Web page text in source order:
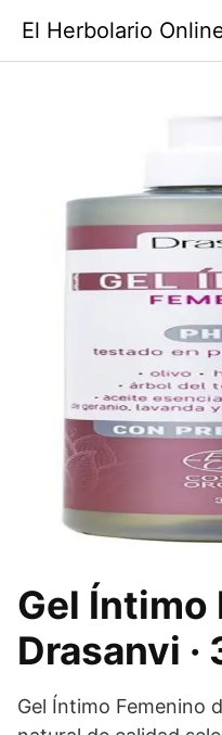
contenido
El Herbolario
Gel Íntimo
Drasanvi ·
Gel Íntimo Femenino